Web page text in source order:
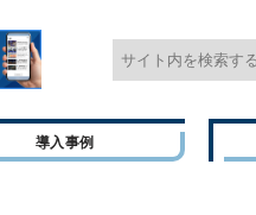
導入事例